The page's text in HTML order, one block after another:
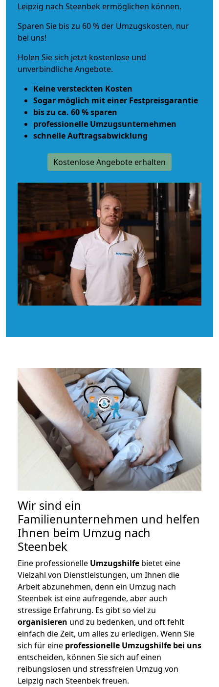
Leipzig nach Steenbek ermöglichen können.
Sparen Sie bis zu 60 % der Umzugskosten, nur
bei uns!
Holen Sie sich jetzt kostenlose und
unverbindliche Angebote.
Keine versteckten Kosten
Sogar möglich mit einer Festpreisgarantie
bis zu ca. 60 % sparen
professionelle Umzugsunternehmen
schnelle Auftragsabwicklung
Kostenlose Angebote erhalten
Wir sind ein
Familienunternehmen und helfen
Ihnen beim Umzug nach
Steenbek
Eine professionelle Umzugshilfe bietet eine
Vielzahl von Dienstleistungen, um Ihnen die
Arbeit abzunehmen, denn ein Umzug nach
Steenbek ist eine aufregende, aber auch
stressige Erfahrung. Es gibt so viel zu
organisieren und zu bedenken, und oft fehlt
einfach die Zeit, um alles zu erledigen. Wenn Sie
sich für eine professionelle Umzugshilfe bei uns
entscheiden, können Sie sich auf einen
reibungslosen und stressfreien Umzug von
Leipzig nach Steenbek freuen.